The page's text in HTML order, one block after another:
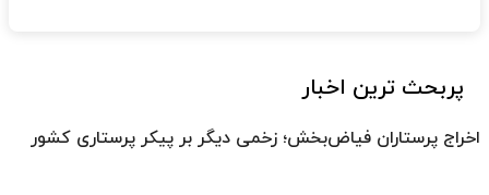
پربحث ترین اخبار
اخراج پرستاران فیاض‌بخش؛ زخمی دیگر بر پیکر پرستاری کشور